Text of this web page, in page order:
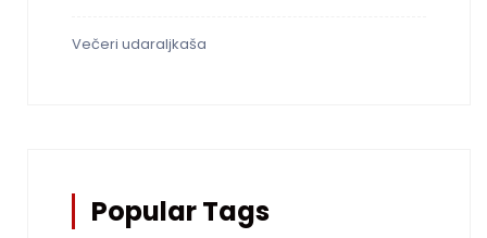
Večeri udaraljkaša
Popular Tags